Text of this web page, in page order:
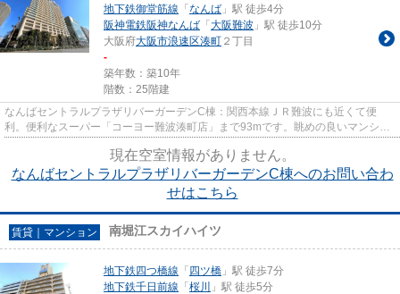
地下鉄御堂筋線 「 なんば 」駅 徒歩4分
阪神電鉄阪神なんば 「 大阪難波 」駅 徒歩10分
大阪府大阪市浪速区湊町 ２丁目
-
築年数：築10年
階数：25階建
なんばセントラルプラザリバーガーデンC棟：関西本線ＪＲ難波にも近くて便
利。便利なスーパー「コーヨー難波湊町店」まで93mです。眺めの良いマンショ
現在空室情報がありません。
なんばセントラルプラザリバーガーデンC棟へのお問い合わ
せはこちら
賃貸｜マンション 南堀江スカイハイツ
地下鉄四つ橋線 「 四ツ橋 」駅 徒歩7分
地下鉄千日前線 「 桜川
」駅 徒歩5分